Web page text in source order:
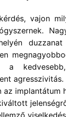
vajon
duzzanat
a
agresszivitás.
implantátum